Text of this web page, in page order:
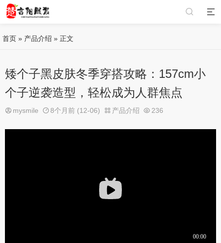
首页 » 产品介绍 » 正文
矮个子黑皮肤冬季穿搭攻略：157cm小
个子逆袭造型，轻松成为人群焦点
mysmile 8个月前 (12-06) 产品介绍 236